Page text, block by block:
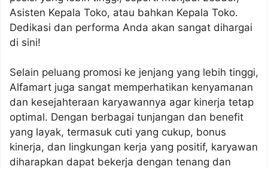
Asisten Kepala Toko, atau bahkan Kepala Toko.
Dedikasi dan performa Anda akan sangat dihargai
di sini!
Selain peluang promosi ke jenjang yang lebih tinggi,
Alfamart juga sangat memperhatikan kenyamanan
dan kesejahteraan karyawannya agar kinerja tetap
optimal. Dengan berbagai tunjangan dan benefit
yang layak, termasuk cuti yang cukup, bonus
kinerja, dan lingkungan kerja yang positif, karyawan
diharapkan dapat bekerja dengan tenang dan